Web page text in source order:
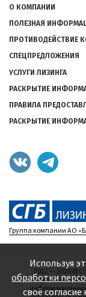
О КОМПАНИИ
ПОЛЕЗНАЯ
ПРОТИВОДЕЙСТВИЕ
СПЕЦПРЕДЛОЖЕНИЯ
УСЛУГИ ЛИЗИНГА
РАСКРЫТИЕ
ПРАВИЛА
РАСКРЫТИЕ
Группа компании АО
2012 — 2026 ©
представленные
Используя
обработки
своё